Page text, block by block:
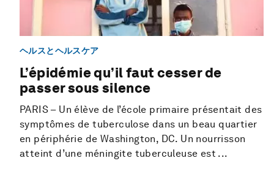
ヘルスとヘルスケア
L’épidémie qu’il faut cesser de
passer sous silence
PARIS – Un élève de l’école primaire présentait des
symptômes de tuberculose dans un beau quartier
en périphérie de Washington, DC. Un nourrisson
atteint d’une méningite tuberculeuse est ...